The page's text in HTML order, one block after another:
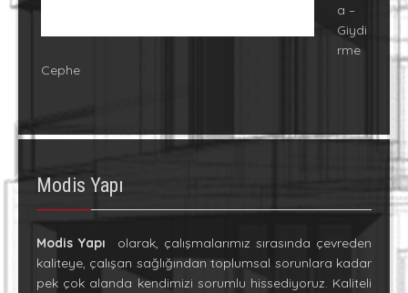
a –
Giydi
rme
Cephe
Modis Yapı
Modis Yapı olarak, çalışmalarımız sırasında çevreden
kaliteye, çalışan sağlığından toplumsal sorunlara kadar
pek çok alanda kendimizi sorumlu hissediyoruz. Kaliteli